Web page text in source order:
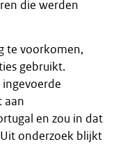
die werden
te voorkomen,
gebruikt.
ingevoerde
aan
en zou in dat
onderzoek blijkt